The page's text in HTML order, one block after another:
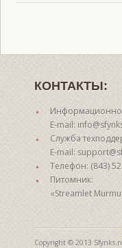
КОНТАКТЫ:
E-mail:
Служба
E-mail:
Телефон: (843)
Питомник:
«Streamlet
Copyright © 2013